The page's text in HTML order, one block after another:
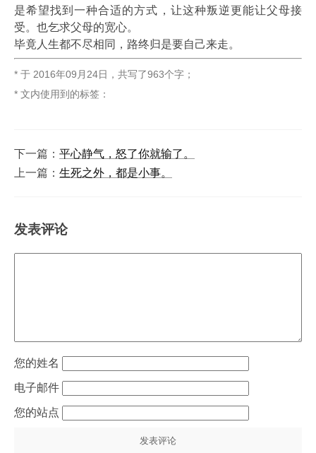
是希望找到一种合适的方式，让这种叛逆更能让父母接
受。也乞求父母的宽心。
毕竟人生都不尽相同，路终归是要自己来走。
* 于 2016年09月24日 ， 共写了963个字 ；
* 文内使用到的标签：
下一篇： 平心静气，怒了你就输了。
上一篇： 生死之外，都是小事。
发表评论
姓名
电子邮件
站点